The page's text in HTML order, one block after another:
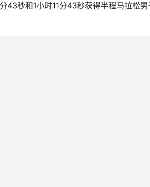
43秒和1小时11分43秒获得半程马拉松男